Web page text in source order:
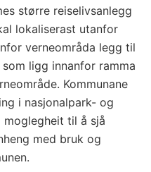
større reiselivsanlegg
lokaliserast utanfor
verneområda legg til
ligg innanfor ramma
Kommunane
i nasjonalpark- og
til å sjå
med bruk og